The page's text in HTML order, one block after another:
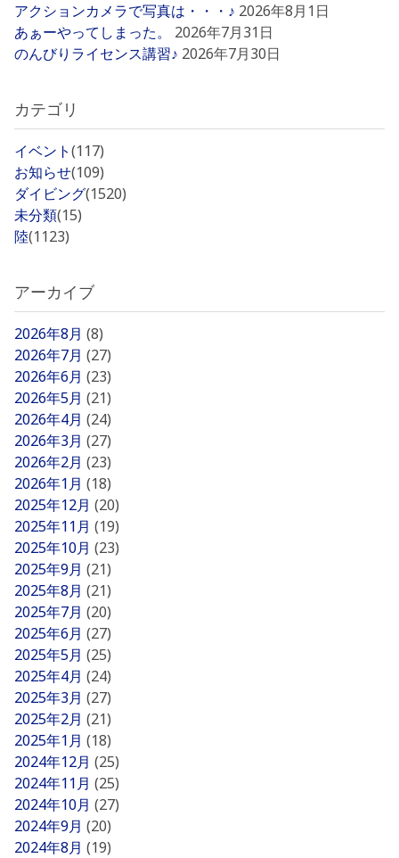
アクションカメラで写真は・・・♪ 2026年8月1日
あぁーやってしまった。
2026年7月31日
のんびりライセンス講習♪ 2026年7月30日
カテゴリ
イベント(117)
お知らせ(109)
ダイビング(1520)
未分類(15)
陸(1123)
アーカイブ
2026年8月 (8)
2026年7月 (27)
2026年6月 (23)
2026年5月 (21)
2026年4月 (24)
2026年3月 (27)
2026年2月 (23)
2026年1月 (18)
2025年12月 (20)
2025年11月 (19)
2025年10月 (23)
2025年9月 (21)
2025年8月 (21)
2025年7月 (20)
2025年6月 (27)
2025年5月 (25)
2025年4月 (24)
2025年3月 (27)
2025年2月 (21)
2025年1月 (18)
2024年12月 (25)
2024年11月 (25)
2024年10月 (27)
2024年9月 (20)
2024年8月 (19)